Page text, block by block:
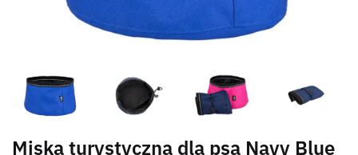
Miska turystyczna dla psa Navy Blue